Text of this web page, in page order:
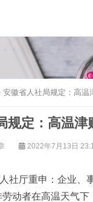
安徽省人社局规定：高温
规定：高温津
2022年7月13日
社厅重申：企业、
动者在高温天气下